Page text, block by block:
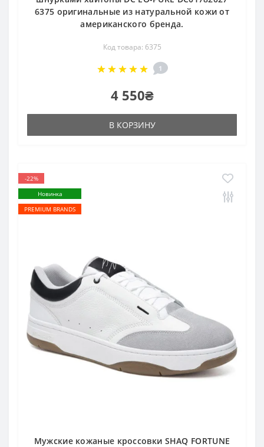
6375 оригинальные из натуральной кожи от
американского бренда.
Код товара: 6375
1
4 550₴
В КОРЗИНУ
-22%
Новинка
PREMIUM BRANDS
Мужские кожаные кроссовки SHAQ FORTUNE